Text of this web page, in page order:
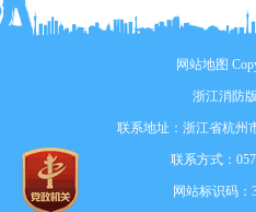
网站地图
浙江消防
联系地址：浙江省杭州
联系方式：
网站标识码：